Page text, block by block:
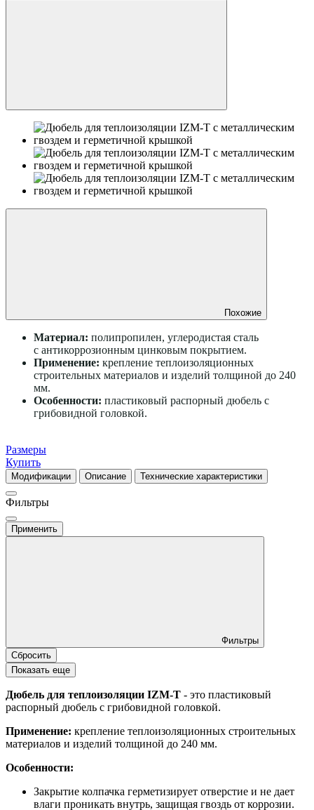
Похожие
Материал: полипропилен, углеродистая сталь
с антикоррозионным цинковым покрытием.
Применение: крепление теплоизоляционных
строительных материалов и изделий толщиной до 240
мм.
Особенности: пластиковый распорный дюбель с
грибовидной головкой.
Размеры
Купить
Модификации Описание Технические характеристики
Фильтры
Применить
Фильтры
Сбросить
Показать еще
Дюбель для теплоизоляции IZM-T - это пластиковый
распорный дюбель с грибовидной головкой.
Применение: крепление теплоизоляционных строительных
материалов и изделий толщиной до 240 мм.
Особенности:
Закрытие колпачка герметизирует отверстие и не дает
влаги проникать внутрь, защищая гвоздь от коррозии.